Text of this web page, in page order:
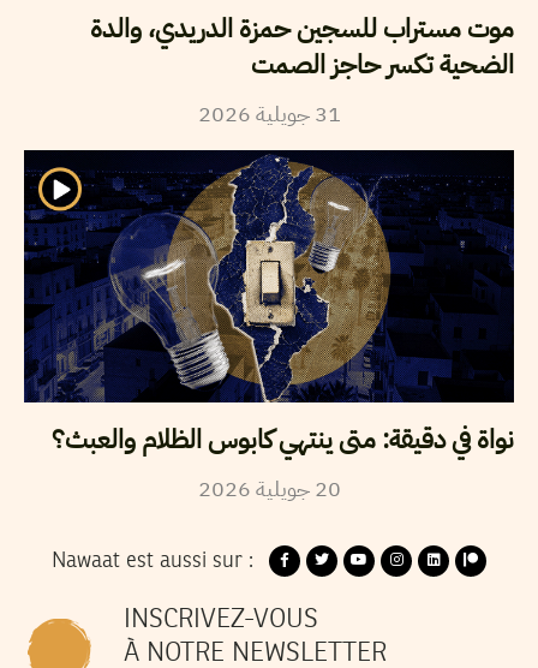
موت مستراب للسجين حمزة الدريدي، والدة
الضحية تكسر حاجز الصمت
31 جويلية2026
نواة في دقيقة: متى ينتهي كابوس الظلام والعبث؟
20 جويلية2026
Nawaat est aussi sur :
INSCRIVEZ-VOUS
À NOTRE NEWSLETTER